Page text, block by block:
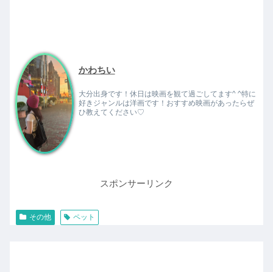
かわちい
大分出身です！休日は映画を観て過ごしてます^ ^特に
好きジャンルは洋画です！おすすめ映画があったらぜ
ひ教えてください♡
スポンサーリンク
その他 ペット